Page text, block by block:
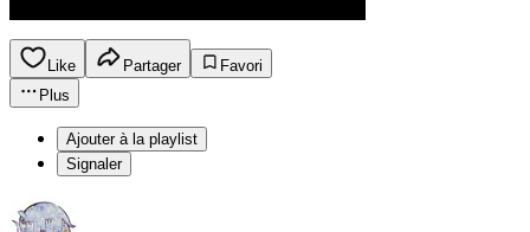
Like Partager
Favori
Plus
Ajouter à la playlist
Signaler